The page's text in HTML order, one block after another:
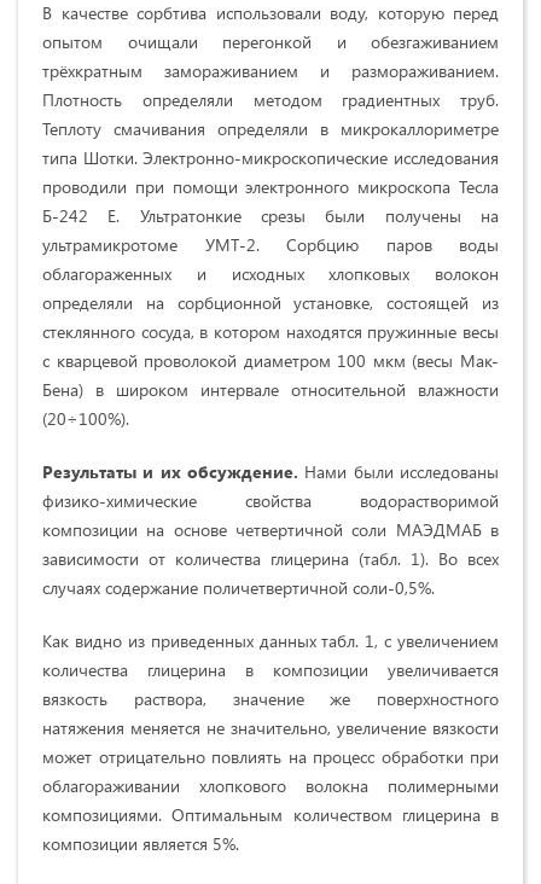
В качестве сорбтива использовали воду, которую перед
опытом очищали перегонкой и обезгаживанием
трёхкратным замораживанием и размораживанием.
Плотность определяли методом градиентных труб.
Теплоту смачивания определяли в микрокаллориметре
типа Шотки. Электронно-микроскопические исследования
проводили при помощи электронного микроскопа Тесла
Б-242 Е. Ультратонкие срезы были получены на
ультрамикротоме УМТ-2. Сорбцию паров воды
облагораженных и исходных хлопковых волокон
определяли на сорбционной установке, состоящей из
стеклянного сосуда, в котором находятся пружинные весы
с кварцевой проволокой диаметром 100 мкм (весы Мак-
Бена) в широком интервале относительной влажности
(20÷100%).
Результаты и их обсуждение. Нами были исследованы
физико-химические свойства водорастворимой
композиции на основе четвертичной соли МАЭДМАБ в
зависимости от количества глицерина (табл. 1). Во всех
случаях содержание поличетвертичной соли-0,5%.
Как видно из приведенных данных табл. 1, с увеличением
количества глицерина в композиции увеличивается
вязкость раствора, значение же поверхностного
натяжения меняется не значительно, увеличение вязкости
может отрицательно повлиять на процесс обработки при
облагораживании хлопкового волокна полимерными
композициями. Оптимальным количеством глицерина в
композиции является 5%.